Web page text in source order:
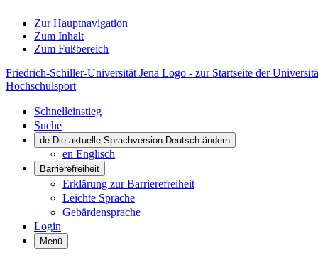
Zur Hauptnavigation
Zum Inhalt
Zum Fußbereich
Friedrich-Schiller-Universität Jena Logo - zur Startseite der
Hochschulsport
Schnelleinstieg
Suche
de Die aktuelle Sprachversion Deutsch ändern
en Englisch
Barrierefreiheit
Erklärung zur Barrierefreiheit
Leichte Sprache
Gebärdensprache
Login
Menü